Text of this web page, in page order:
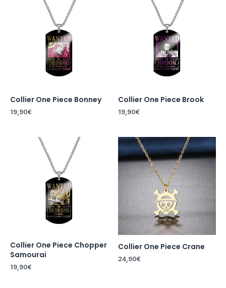
Collier One Piece Bonney
19,90€
Collier One Piece Brook
19,90€
Collier One Piece Chopper
Samourai
19,90€
Collier One Piece Crane
24,90€